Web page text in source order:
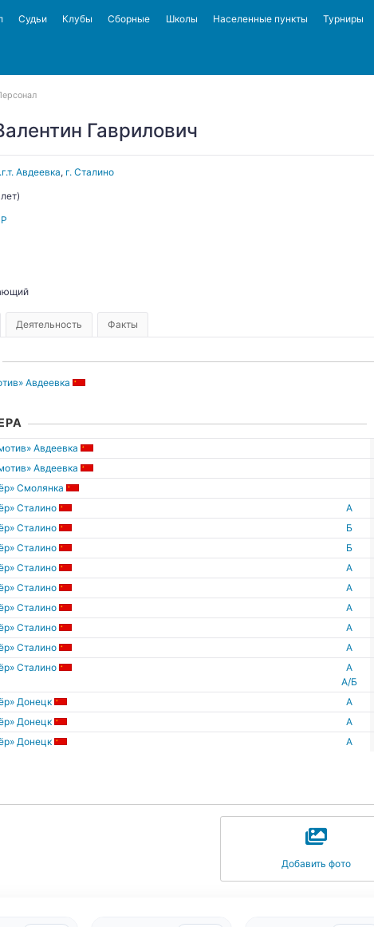
Судьи Клубы Сборные Школы Населенные пункты Турниры
Гаврилович
Авдеевка, г. Сталино
Деятельность Факты
Авдеевка
Авдеевка
Авдеевка
Смолянка
Сталино А
Сталино Б
Сталино Б
Сталино А
Сталино А
Сталино А
Сталино А
Сталино А
Сталино
А
А/Б
Донецк А
Донецк А
Донецк А
Добавить фото